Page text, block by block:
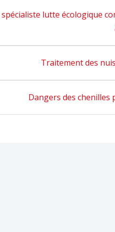
spécialiste lutte écologique
Traitement des
Dangers des chenilles